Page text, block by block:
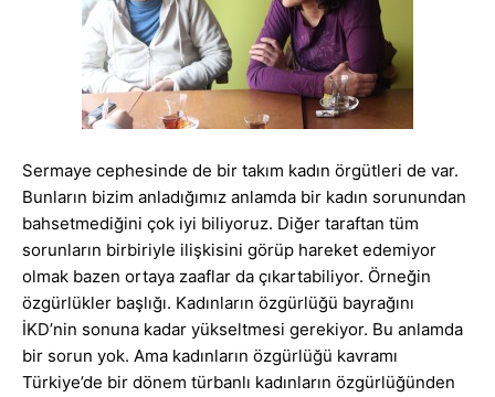
Sermaye cephesinde de bir takım kadın örgütleri de var.
Bunların bizim anladığımız anlamda bir kadın sorunundan
bahsetmediğini çok iyi biliyoruz. Diğer taraftan tüm
sorunların birbiriyle ilişkisini görüp hareket edemiyor
olmak bazen ortaya zaaflar da çıkartabiliyor. Örneğin
özgürlükler başlığı. Kadınların özgürlüğü bayrağını
İKD’nin sonuna kadar yükseltmesi gerekiyor. Bu anlamda
bir sorun yok. Ama kadınların özgürlüğü kavramı
Türkiye’de bir dönem türbanlı kadınların özgürlüğünden